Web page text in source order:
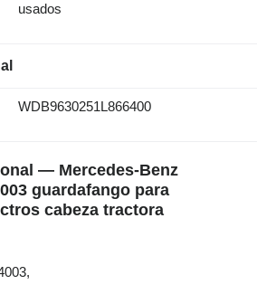
usados
WDB9630251L866400
— Mercedes-Benz
guardafango para
cabeza tractora